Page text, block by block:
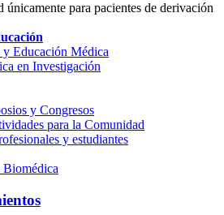
únicamente para pacientes de derivación
Educación Médica
en Investigación
y Congresos
para la Comunidad
y estudiantes